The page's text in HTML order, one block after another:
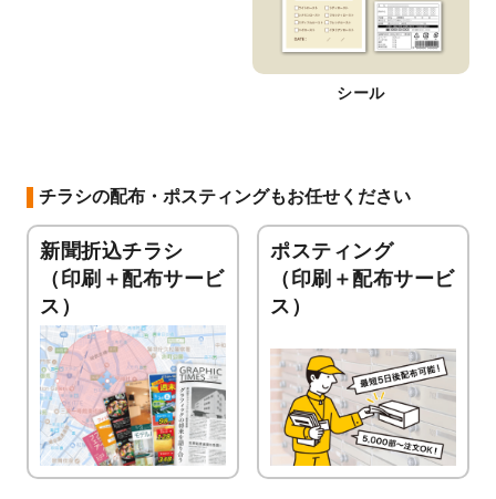
シール
チラシの配布・ポスティングもお任せください
新聞折込チラシ
（印刷＋配布サービ
ス）
ポスティング
（印刷＋配布サービ
ス）